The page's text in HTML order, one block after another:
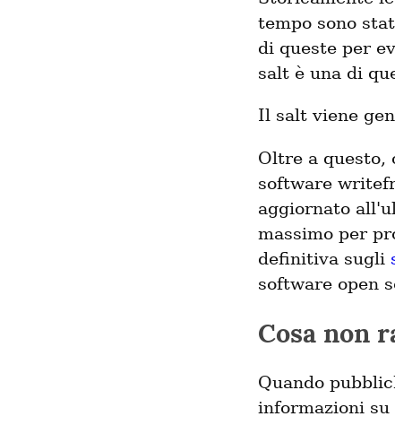
tempo sono
di queste per
salt è una di
Il salt viene
Oltre a questo,
software
aggiornato
massimo per
definitiva sugli
software open
Cosa non
Quando
informazioni su